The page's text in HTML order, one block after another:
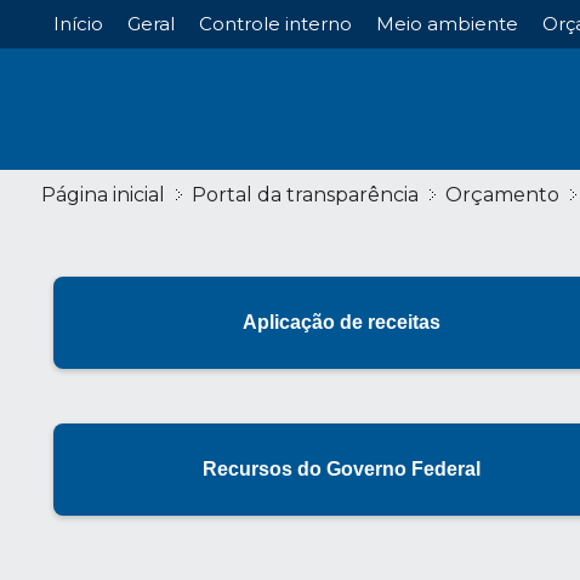
Início Geral Controle interno Meio ambiente
Página inicial Portal da transparência Orçamento
Aplicação de receitas
Recursos do Governo Federal